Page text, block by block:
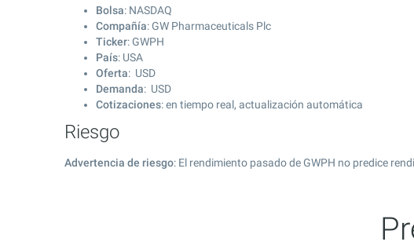
Bolsa: NASDAQ
Compañía: GW Pharmaceuticals Plc
Ticker: GWPH
País: USA
Oferta: USD
Demanda: USD
Cotizaciones: en tiempo real, actualización automática
Riesgo
Advertencia de riesgo: El rendimiento pasado de GWPH no predice